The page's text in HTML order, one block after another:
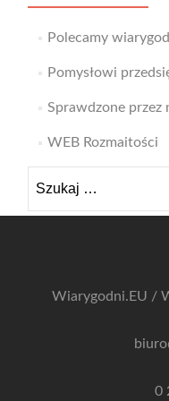
Polecamy
Pomysłowi
Sprawdzone przez
WEB Rozmaitości
Wiarygodni.EU /
0